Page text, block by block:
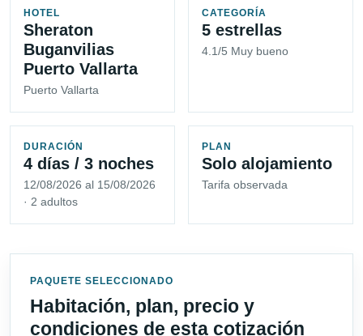
HOTEL
Sheraton
Buganvilias
Puerto Vallarta
Puerto Vallarta
CATEGORÍA
5 estrellas
4.1/5 Muy bueno
DURACIÓN
4 días / 3 noches
12/08/2026 al 15/08/2026
· 2 adultos
PLAN
Solo alojamiento
Tarifa observada
PAQUETE SELECCIONADO
Habitación, plan, precio y
condiciones de esta cotización